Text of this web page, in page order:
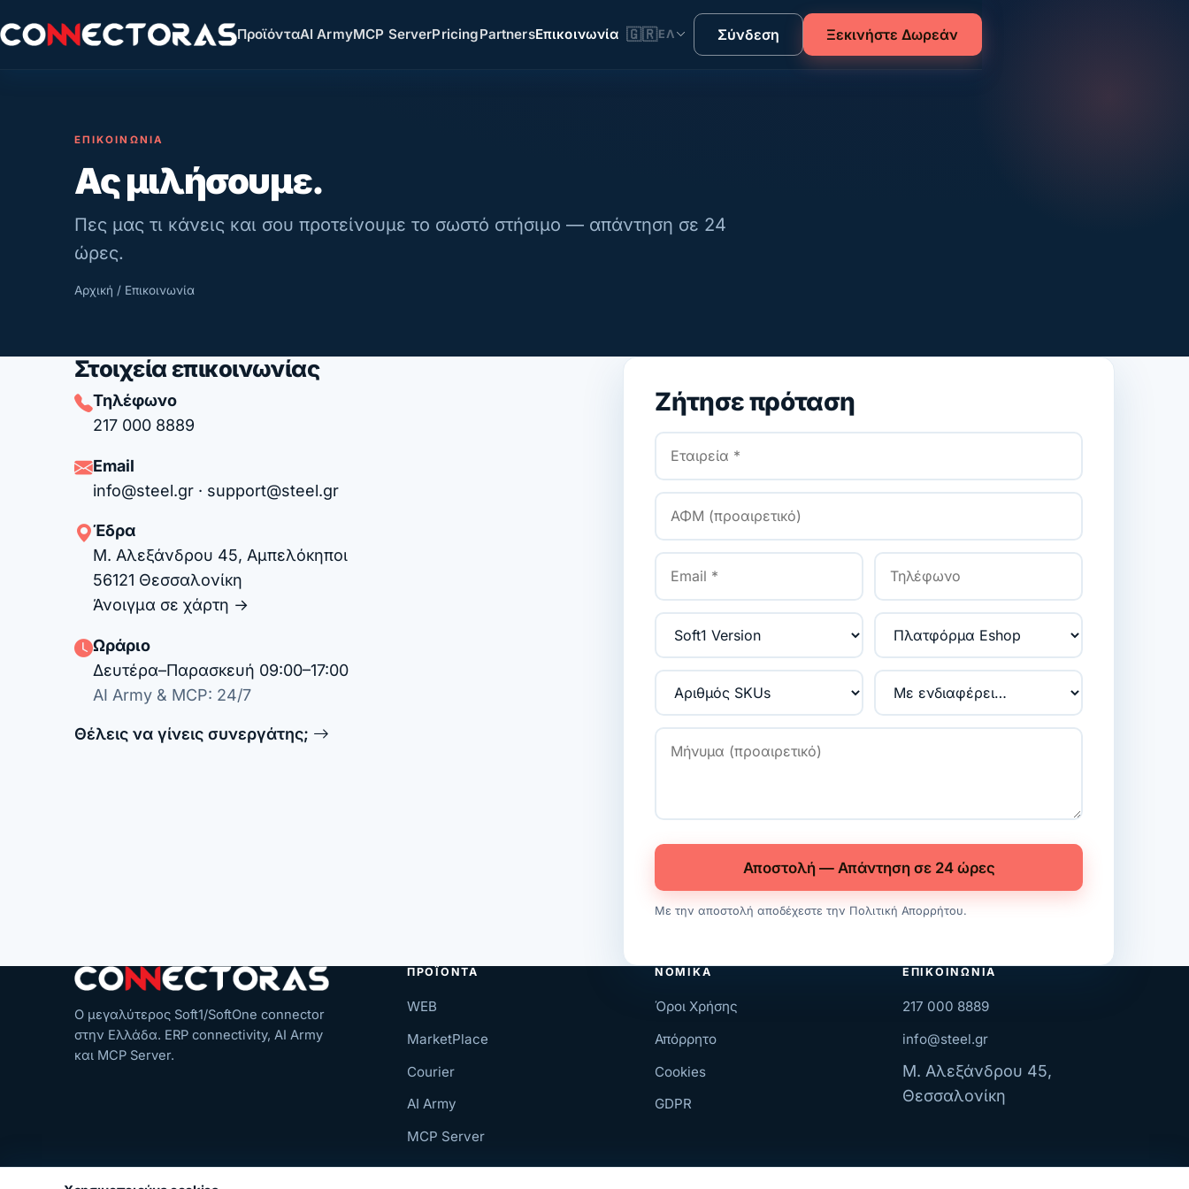
ΠροϊόνταAI ArmyMCP ServerPricingPartnersΕπικοινωνία 🇬🇷ΕΛ Σύνδεση Ξεκινήστε Δωρεάν
ΕΠΙΚΟΙΝΩΝΊΑ
Ας μιλήσουμε.
Πες μας τι κάνεις και σου προτείνουμε το σωστό στήσιμο — απάντηση σε 24
ώρες.
Αρχική / Επικοινωνία
Στοιχεία επικοινωνίας
Τηλέφωνο
217 000 8889
Email
info@steel.gr · support@steel.gr
Έδρα
Μ. Αλεξάνδρου 45, Αμπελόκηποι
56121 Θεσσαλονίκη
Άνοιγμα σε χάρτη →
Ωράριο
Δευτέρα–Παρασκευή 09:00–17:00
AI Army & MCP: 24/7
Θέλεις να γίνεις συνεργάτης;
Ζήτησε πρόταση
Αποστολή — Απάντηση σε 24 ώρες
Με την αποστολή αποδέχεστε την Πολιτική Απορρήτου.
Ο μεγαλύτερος Soft1/SoftOne connector
στην Ελλάδα. ERP connectivity, AI Army
και MCP Server.
ΠΡΟΪΌΝΤΑ
WEB
MarketPlace
Courier
AI Army
MCP Server
ΝΟΜΙΚΆ
Όροι Χρήσης
Απόρρητο
Cookies
GDPR
ΕΠΙΚΟΙΝΩΝΊΑ
217 000 8889
info@steel.gr
Μ. Αλεξάνδρου 45,
Θεσσαλονίκη